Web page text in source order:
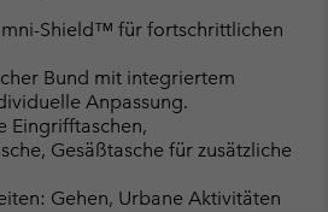
Shield™ für fortschrittlichen
Bund mit integriertem
Anpassung.
Eingrifftaschen,
Gesäßtasche für zusätzliche
Gehen, Urbane Aktivitäten